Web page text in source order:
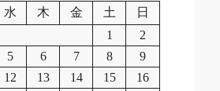
水 木 金 土
日
1
2
5 6 7 8
9
12 13 14 15
16